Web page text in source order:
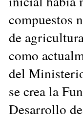
compuestos
de
como
del
se crea la
Desarrollo